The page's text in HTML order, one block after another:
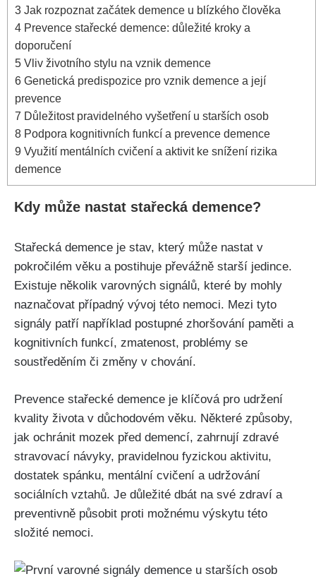
3 Jak rozpoznat začátek demence u blízkého člověka
4 Prevence stařecké demence: důležité kroky a
doporučení
5 Vliv životního stylu na vznik demence
6 Genetická predispozice pro vznik demence a její
prevence
7 Důležitost pravidelného vyšetření u starších osob
8 Podpora kognitivních funkcí a prevence demence
9 Využití mentálních cvičení a aktivit ke snížení rizika
demence
Kdy může nastat stařecká demence?
Stařecká demence je stav, který může nastat v
pokročilém věku a postihuje převážně starší jedince.
Existuje několik varovných signálů, které by mohly
naznačovat případný vývoj této nemoci. Mezi tyto
signály patří například postupné zhoršování paměti a
kognitivních funkcí, zmatenost, problémy se
soustředěním či změny v chování.
Prevence stařecké demence je klíčová pro udržení
kvality života v důchodovém věku. Některé způsoby,
jak ochránit mozek před demencí, zahrnují zdravé
stravovací návyky, pravidelnou fyzickou aktivitu,
dostatek spánku, mentální cvičení a udržování
sociálních vztahů. Je důležité dbát na své zdraví a
preventivně působit proti možnému výskytu této
složité nemoci.